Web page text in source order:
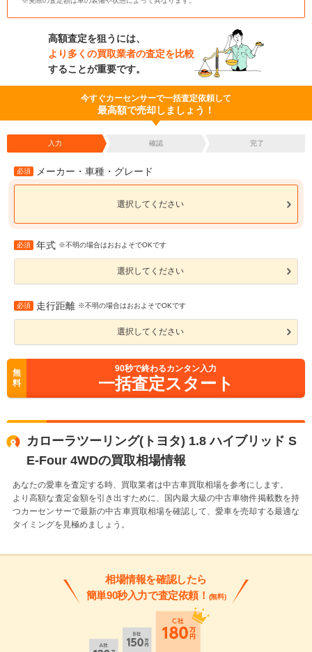
高額査定を狙うには、
より多くの買取業者の査定を比較
することが重要です。
今すぐカーセンサーで一括査定依頼して
最高額で売却しましょう！
入力 確認 完了
必須 メーカー・車種・グレード
選択してください
必須 年式 ※不明の場合はおおよそでOKです
選択してください
必須 走行距離 ※不明の場合はおおよそでOKです
選択してください
無
料
90秒で終わるカンタン入力
一括査定スタート
カローラツーリング(トヨタ) 1.8 ハイブリッド S
E-Four 4WDの買取相場情報
あなたの愛車を査定する時、買取業者は中古車買取相場を参考にします。
より高額な査定金額を引き出すために、国内最大級の中古車物件掲載数を持
つカーセンサーで最新の中古車買取相場を確認して、愛車を売却する最適な
タイミングを見極めましょう。
相場情報を確認したら
簡単90秒入力で査定依頼！ (無料)